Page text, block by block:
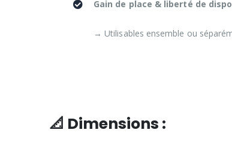
Gain de place & liberté de
→ Utilisables ensemble ou
📐 Dimensions :